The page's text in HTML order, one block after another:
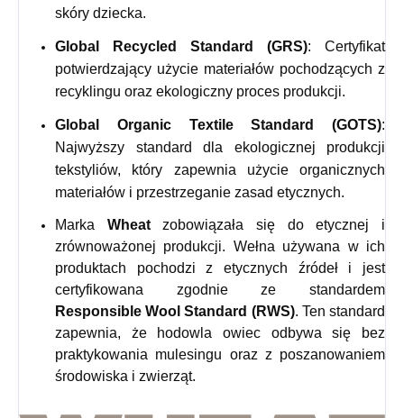
skóry dziecka.
Global Recycled Standard (GRS): Certyfikat
potwierdzający użycie materiałów pochodzących z
recyklingu oraz ekologiczny proces produkcji.
Global Organic Textile Standard (GOTS):
Najwyższy standard dla ekologicznej produkcji
tekstyliów, który zapewnia użycie organicznych
materiałów i przestrzeganie zasad etycznych.
Marka Wheatzobowiązała się do etycznej i
zrównoważonej produkcji. Wełna używana w ich
produktach pochodzi z etycznych źródeł i jest
certyfikowana zgodnie ze standardem
Responsible Wool Standard (RWS). Ten standard
zapewnia, że hodowla owiec odbywa się bez
praktykowania mulesingu oraz z poszanowaniem
środowiska i zwierząt.